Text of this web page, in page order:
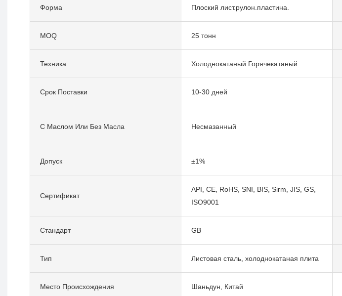
Форма Плоский лист.рулон.пластина.
MOQ 25 тонн
Техника Холоднокатаный Горячекатаный
Срок Поставки 10-30 дней
С Маслом Или Без Масла Несмазанный
Допуск ±1%
Сертификат
API, CE, RoHS, SNI, BIS, Sirm, JIS, GS,
ISO9001
Стандарт GB
Тип Листовая сталь, холоднокатаная плита
Место Происхождения Шаньдун, Китай